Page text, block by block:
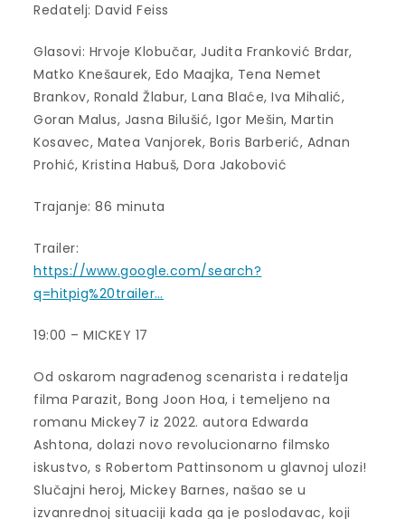
Redatelj: David Feiss
Glasovi: Hrvoje Klobučar, Judita Franković Brdar,
Matko Knešaurek, Edo Maajka, Tena Nemet
Brankov, Ronald Žlabur, Lana Blaće, Iva Mihalić,
Goran Malus, Jasna Bilušić, Igor Mešin, Martin
Kosavec, Matea Vanjorek, Boris Barberić, Adnan
Prohić, Kristina Habuš, Dora Jakobović
Trajanje: 86 minuta
Trailer:
https://www.google.com/search?
q=hitpig%20trailer…
19:00 – MICKEY 17
Od oskarom nagrađenog scenarista i redatelja
filma Parazit, Bong Joon Hoa, i temeljeno na
romanu Mickey7 iz 2022. autora Edwarda
Ashtona, dolazi novo revolucionarno filmsko
iskustvo, s Robertom Pattinsonom u glavnoj ulozi!
Slučajni heroj, Mickey Barnes, našao se u
izvanrednoj situaciji kada ga je poslodavac, koji